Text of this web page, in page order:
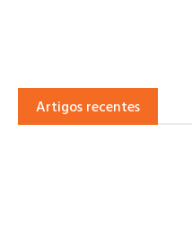
Artigos recentes